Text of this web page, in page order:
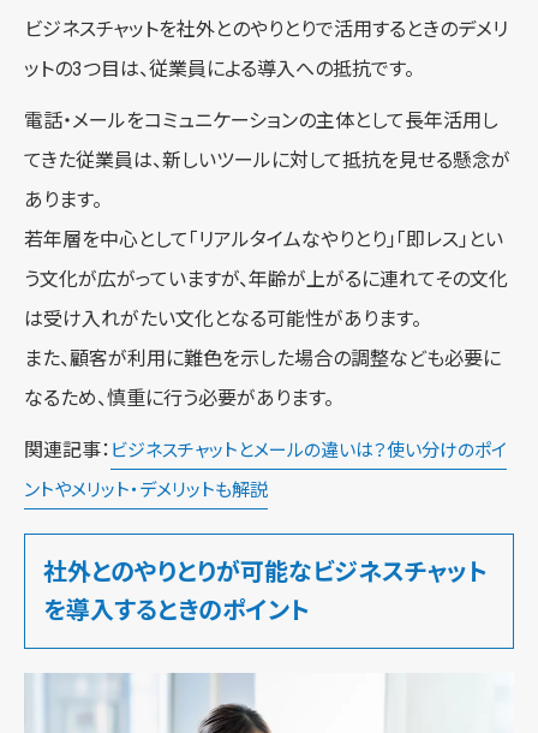
ビジネスチャットを社外とのやりとりで活用するときのデメリ
ットの3つ目は、従業員による導入への抵抗です。
電話・メールをコミュニケーションの主体として長年活用し
てきた従業員は、新しいツールに対して抵抗を見せる懸念が
あります。
若年層を中心として「リアルタイムなやりとり」「即レス」とい
う文化が広がっていますが、年齢が上がるに連れてその文化
は受け入れがたい文化となる可能性があります。
また、顧客が利用に難色を示した場合の調整なども必要に
なるため、慎重に行う必要があります。
関連記事： ビジネスチャットとメールの違いは？使い分けのポイ
ントやメリット・デメリットも解説
社外とのやりとりが可能なビジネスチャット
を導入するときのポイント